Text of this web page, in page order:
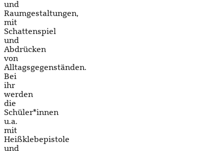
und
Raumgestaltungen,
mit
Schattenspiel
und
Abdrücken
von
Alltagsgegenständen.
Bei
ihr
werden
die
Schüler*innen
u.a.
mit
Heißklebepistole
und